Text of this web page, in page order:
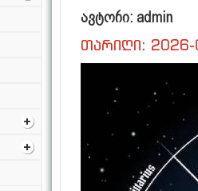
ავტორი: admin
თარიღი: